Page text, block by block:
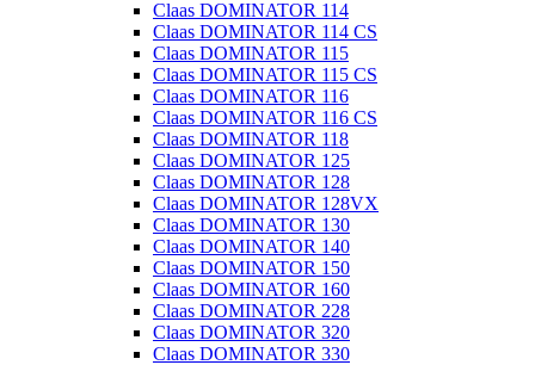
Claas DOMINATOR 114
Claas DOMINATOR 114 CS
Claas DOMINATOR 115
Claas DOMINATOR 115 CS
Claas DOMINATOR 116
Claas DOMINATOR 116 CS
Claas DOMINATOR 118
Claas DOMINATOR 125
Claas DOMINATOR 128
Claas DOMINATOR 128VX
Claas DOMINATOR 130
Claas DOMINATOR 140
Claas DOMINATOR 150
Claas DOMINATOR 160
Claas DOMINATOR 228
Claas DOMINATOR 320
Claas DOMINATOR 330